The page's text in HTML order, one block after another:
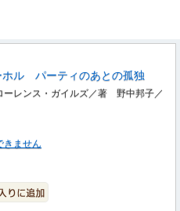
ホル パーティのあとの孤独
ーレンス・ガイルズ／著 野中邦子／
きません